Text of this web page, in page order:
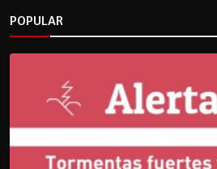
POPULAR